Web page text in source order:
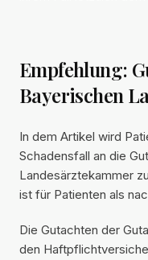
Empfehlung:
Bayerischen
In dem Artikel wird
Schadensfall an die
Landesärztekammer
ist für Patienten als
Die Gutachten der
den